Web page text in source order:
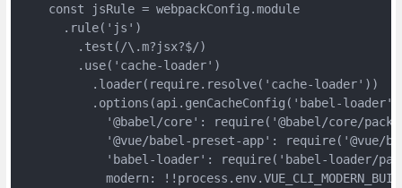
    const jsRule = webpackConfig.module
      .rule('js')
        .test(/\.m?jsx?$/)
        .use('cache-loader')
          .loader(require.resolve('cache-loader'))
.options(api.genCacheConfig('babel-
'@babel/core': require('@babel/core/
'@vue/babel-preset-app': require('@vue/
'babel-loader': require('babel-loader/
modern: